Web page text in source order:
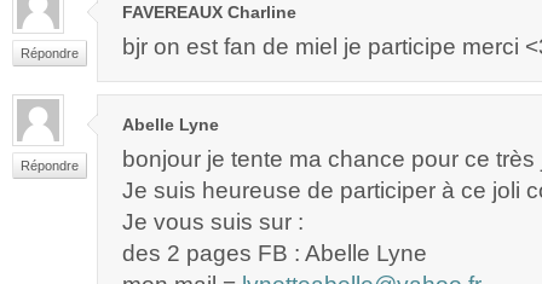
Répondre
FAVEREAUX Charline
bjr on est fan de miel je participe merci
Répondre
Abelle Lyne
bonjour je tente ma chance pour ce
Je suis heureuse de participer à ce joli
Je vous suis sur :
des 2 pages FB : Abelle Lyne